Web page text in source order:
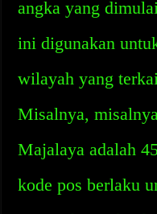
angka yang
ini digunakan
wilayah yang
Misalnya,
Majalaya adalah
kode pos berlaku